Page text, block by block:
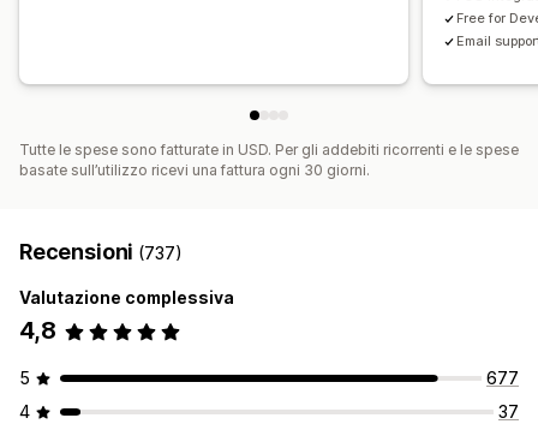
Upgrade dell’abbonamento
Analisi
Performance delle raccomandazioni
Free for
Email
Tutte le spese sono fatturate in USD. Per gli addebiti ricorrenti e le spese
basate sull’utilizzo ricevi una fattura ogni 30 giorni.
Recensioni (737)
Valutazione complessiva
4,8
5
677
4
37